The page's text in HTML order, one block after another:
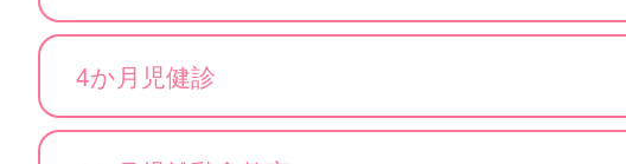
4か月児健診